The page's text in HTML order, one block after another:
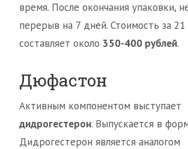
время. После окончания упаковки,
перерыв на 7 дней. Стоимость за 21
составляет около 350-400 рублей.
Дюфастон
Активным компонентом выступает
дидрогестерон. Выпускается в
Дидрогестерон является аналогом